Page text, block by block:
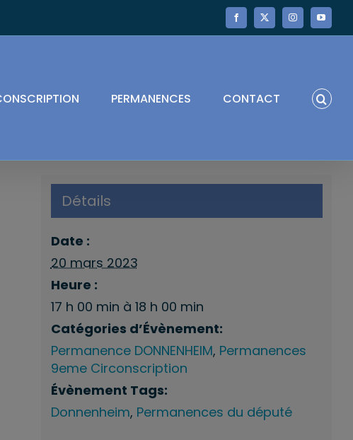
Facebook
X InstagramYouTube
PERMANENCES CONTACT
Détails
Date :
20 mars 2023
Heure :
17 h 00 min à 18 h 00 min
Catégories d’Évènement:
Permanence DONNENHEIM, Permanences
9eme Circonscription
Évènement Tags:
Donnenheim, Permanences du député